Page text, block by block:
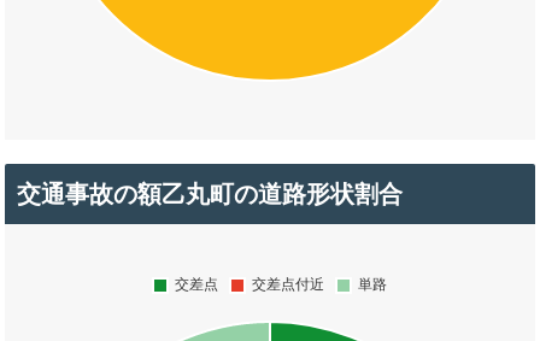
交通事故の額乙丸町の道路形状割合